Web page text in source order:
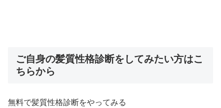
ご自身の髪質性格診断をしてみたい方はこ
ちらから
無料で髪質性格診断をやってみる